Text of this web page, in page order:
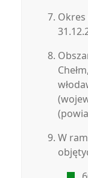
Okres
W